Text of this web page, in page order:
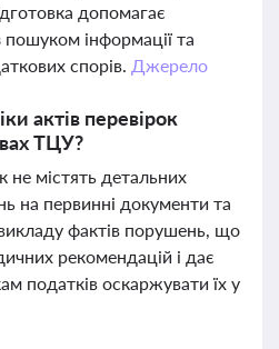
допомагає
інформації та
спорів. Джерело
актів перевірок
ТЦУ?
не містять детальних
на первинні документи та
фактів порушень, що
рекомендацій і дає
податків оскаржувати їх у